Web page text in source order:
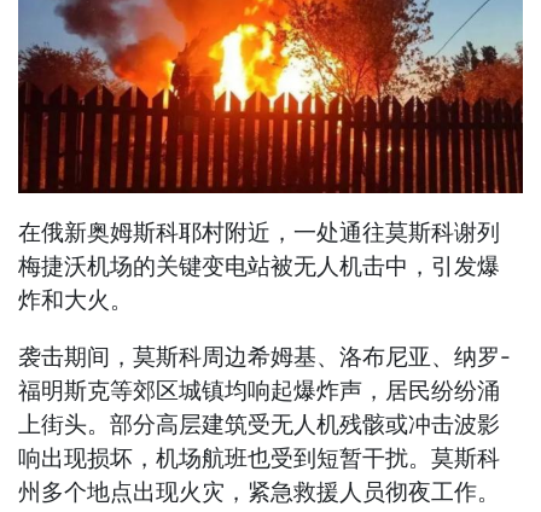
在俄新奥姆斯科耶村附近，一处通往莫斯科谢列
梅捷沃机场的关键变电站被无人机击中，引发爆
炸和大火。
袭击期间，莫斯科周边希姆基、洛布尼亚、纳罗-
福明斯克等郊区城镇均响起爆炸声，居民纷纷涌
上街头。部分高层建筑受无人机残骸或冲击波影
响出现损坏，机场航班也受到短暂干扰。莫斯科
州多个地点出现火灾，紧急救援人员彻夜工作。